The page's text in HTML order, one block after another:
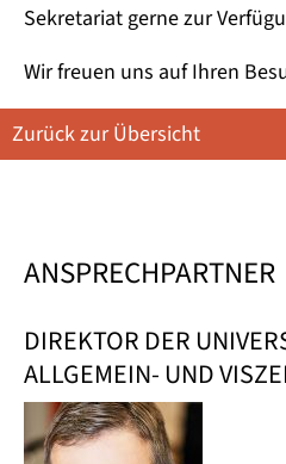
Sekretariat gerne zur
Wir freuen uns auf Ihren
Zurück zur Übersicht
ANSPRECHPARTNER
DIREKTOR DER
ALLGEMEIN- UND